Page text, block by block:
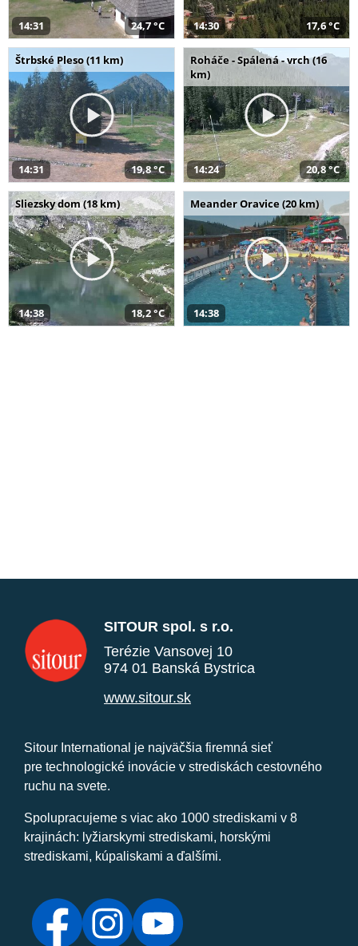
14:31 24,7 °C 14:30 17,6 °C
Štrbské Pleso (11 km)
14:31 19,8 °C
Roháče - Spálená - vrch (16
km)
14:24 20,8 °C
Sliezsky dom (18 km)
14:38 18,2 °C
Meander Oravice (20 km)
14:38
SITOUR spol. s r.o.
Terézie Vansovej 10
974 01 Banská Bystrica
www.sitour.sk
Sitour International je najväčšia firemná sieť
pre technologické inovácie v strediskách cestovného
ruchu na svete.
Spolupracujeme s viac ako 1000 strediskami v 8
krajinách: lyžiarskymi strediskami, horskými
strediskami, kúpaliskami a ďalšími.